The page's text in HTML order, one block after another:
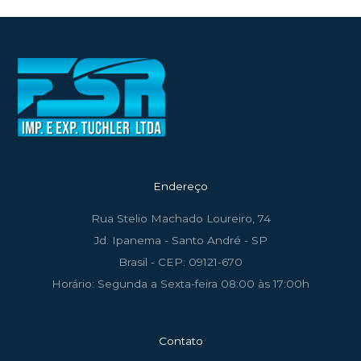
Endereço
Rua Stelio Machado Loureiro, 74
Jd. Ipanema - Santo André - SP
Brasil - CEP: 09121-670
Horário: Segunda a Sexta-feira 08:00 às 17:00h
Contato